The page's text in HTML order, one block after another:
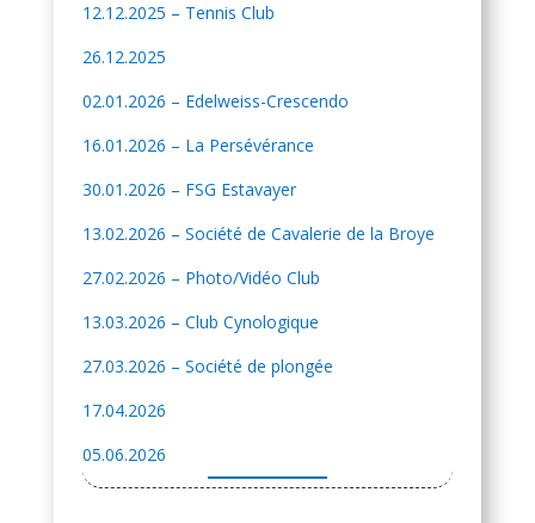
12.12.2025 – Tennis Club
26.12.2025
02.01.2026 – Edelweiss-Crescendo
16.01.2026 – La Persévérance
30.01.2026 – FSG Estavayer
13.02.2026 – Société de Cavalerie de la Broye
27.02.2026 – Photo/Vidéo Club
13.03.2026 – Club Cynologique
27.03.2026 – Société de plongée
17.04.2026
05.06.2026